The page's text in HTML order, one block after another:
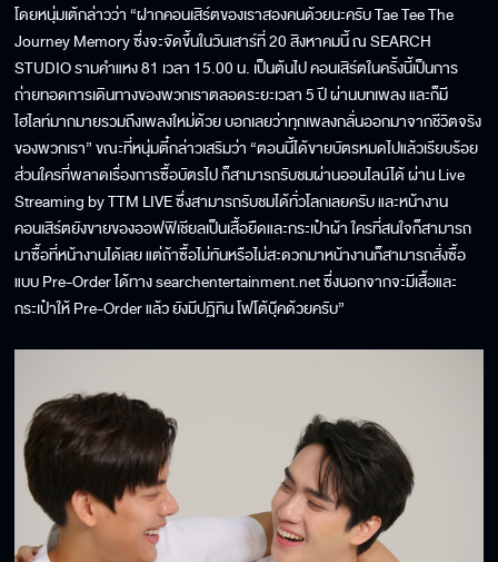
โดยหนุ่มเต้กล่าวว่า “ฝากคอนเสิร์ตของเราสองคนด้วยนะครับ Tae Tee The
Journey Memory ซึ่งจะจัดขึ้นในวันเสาร์ที่ 20 สิงหาคมนี้ ณ SEARCH
STUDIO รามคำแหง 81 เวลา 15.00 น. เป็นต้นไป คอนเสิร์ตในครั้งนี้เป็นการ
ถ่ายทอดการเดินทางของพวกเราตลอดระยะเวลา 5 ปี ผ่านบทเพลง และก็มี
ไฮไลท์มากมายรวมถึงเพลงใหม่ด้วย บอกเลยว่าทุกเพลงกลั่นออกมาจากชีวิตจริง
ของพวกเรา” ขณะที่หนุ่มตี๋กล่าวเสริมว่า “ตอนนี้ได้ขายบัตรหมดไปแล้วเรียบร้อย
ส่วนใครที่พลาดเรื่องการซื้อบัตรไป ก็สามารถรับชมผ่านออนไลน์ได้ ผ่าน Live
Streaming by TTM LIVE ซึ่งสามารถรับชมได้ทั่วโลกเลยครับ และหน้างาน
คอนเสิร์ตยังขายของออฟฟิเชียลเป็นเสื้อยืดและกระเป๋าผ้า ใครที่สนใจก็สามารถ
มาซื้อที่หน้างานได้เลย แต่ถ้าซื้อไม่ทันหรือไม่สะดวกมาหน้างานก็สามารถสั่งซื้อ
แบบ Pre-Order ได้ทาง searchentertainment.net ซึ่งนอกจากจะมีเสื้อและ
กระเป๋าให้ Pre-Order แล้ว ยังมีปฏิทิน โฟโต้บุ๊คด้วยครับ”